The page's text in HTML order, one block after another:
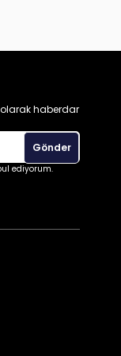
haberdar
Gönder
ediyorum.